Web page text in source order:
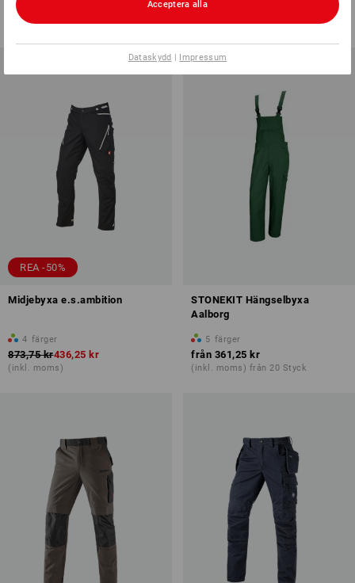
från
(inkl. moms) från 20 Styck
från
(inkl. moms) från 20 Styck
REA -50%
Midjebyxa e.s.ambition
4 färger
873,75 kr436,25 kr
(inkl. moms)
STONEKIT Hängselbyxa
Aalborg
5 färger
från 361,25 kr
(inkl. moms) från 20 Styck
Acceptera alla
Dataskydd | Impressum